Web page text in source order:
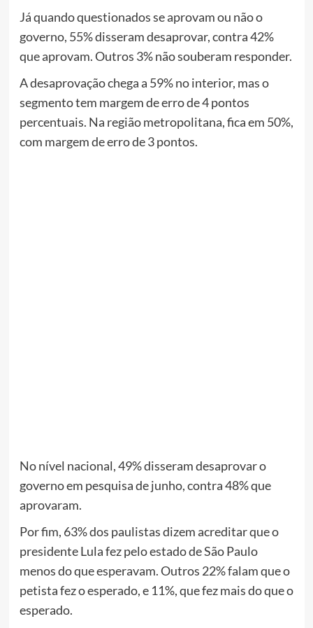
Já quando questionados se aprovam ou não o
governo, 55% disseram desaprovar, contra 42%
que aprovam. Outros 3% não souberam responder.
A desaprovação chega a 59% no interior, mas o
segmento tem margem de erro de 4 pontos
percentuais. Na região metropolitana, fica em 50%,
com margem de erro de 3 pontos.
No nível nacional, 49% disseram desaprovar o
governo em pesquisa de junho, contra 48% que
aprovaram.
Por fim, 63% dos paulistas dizem acreditar que o
presidente Lula fez pelo estado de São Paulo
menos do que esperavam. Outros 22% falam que o
petista fez o esperado, e 11%, que fez mais do que o
esperado.